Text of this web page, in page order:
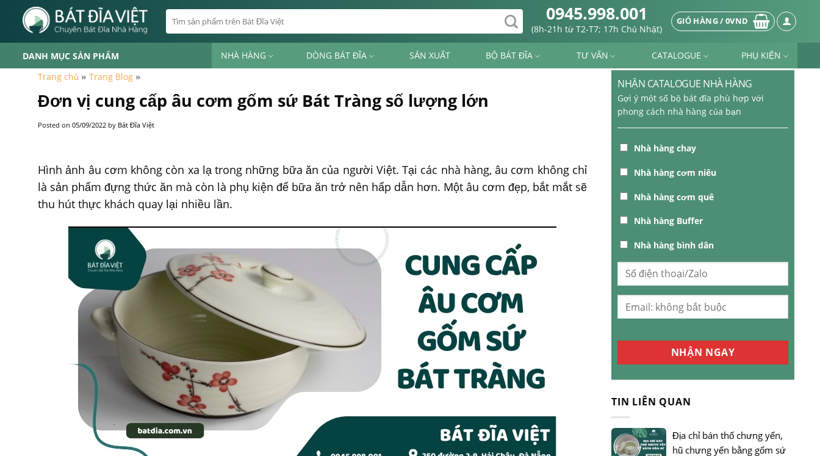
content
Tìm
kiếm:
0945.998.001
(8h-21h từ T2-T7; 17h Chủ Nhật)
GIỎ HÀNG /0VND
DANH MỤC SẢN PHẨM NHÀ HÀNG DÒNG BÁT ĐĨA SẢN XUẤT BỘ BÁT ĐĨA TƯ VẤN CATALOGUE
PHỤ KIỆN
Trang chủ » Trang Blog »
Đơn vị cung cấp âu cơm gốm sứ Bát Tràng số lượng lớn
Posted on 05/09/2022 by Bát Đĩa Việt
Hình ảnh âu cơm không còn xa lạ trong những bữa ăn của người Việt. Tại các nhà hàng, âu cơm không chỉ
là sản phẩm đựng thức ăn mà còn là phụ kiện để bữa ăn trở nên hấp dẫn hơn. Một âu cơm đẹp, bắt mắt sẽ
thu hút thực khách quay lại nhiều lần.
NHẬN CATALOGUE NHÀ HÀNG
Gợi ý một số bộ bát đĩa phù hợp với
phong cách nhà hàng của bạn
Nhà hàng chay
Nhà hàng cơm niêu
Nhà hàng cơm quê
Nhà hàng Buffer
Nhà hàng bình dân
TIN LIÊN QUAN
Địa chỉ bán thố chưng yến,
hũ chưng yến bằng gốm sứ